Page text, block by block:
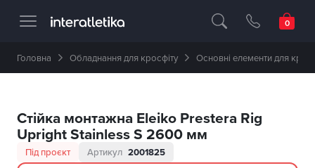
Професійне спортивне обладнання
Головна Обладнання для кросфіту Основні елементи для
Стійка монтажна Eleiko Prestera Rig
Upright Stainless S 2600 мм
Під проєкт Артикул 2001825